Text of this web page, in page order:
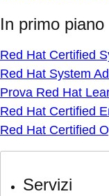
In primo piano
Red Hat Certified
Red Hat System
Prova Red Hat
Red Hat Certified
Red Hat Certified
Servizi